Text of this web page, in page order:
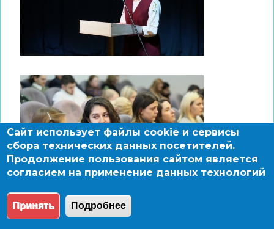
Сайт использует файлы cookie и сервисы
сбора технических данных посетителей.
Продолжение пользования сайтом является
согласием на применение данных технологий
Принять Подробнее